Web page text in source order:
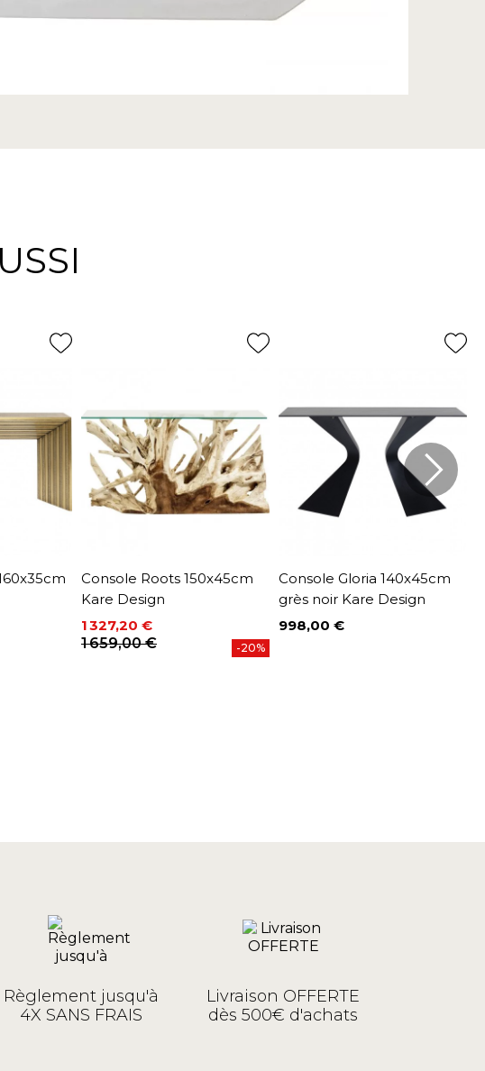
Console Roots 150x45cm
Kare Design
Prix
1 327,20 €
Prix de base
1 659,00 € -20%
Console Gloria 140x45cm
grès noir Kare Design
Prix
998,00 €
Règlement jusqu'à
4X SANS FRAIS
Livraison OFFERTE
dès 500€ d'achats